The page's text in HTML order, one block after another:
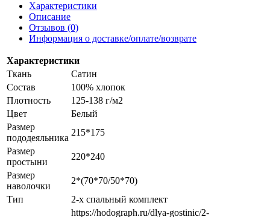
Характеристики
Описание
Отзывов (0)
Информация о доставке/оплате/возврате
Характеристики
Ткань
Сатин
Состав
100% хлопок
Плотность
125-138 г/м2
Цвет
Белый
Размер
пододеяльника
215*175
Размер
простыни
220*240
Размер
наволочки
2*(70*70/50*70)
Тип
2-х спальный комплект
https://hodograph.ru/dlya-gostinic/2-